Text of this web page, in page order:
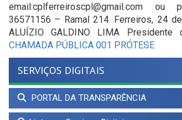
email:cplferreiroscpl@gmail.com
36571156 – Ramal 214. Ferreiros, 24
ALUÍZIO GALDINO LIMA Presidente
CHAMADA PÚBLICA 001 PRÓTESE
SERVIÇOS DIGITAIS
PORTAL DA TRANSPARÊNCIA